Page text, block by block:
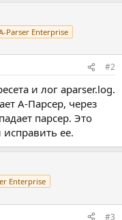
Parser Enterprise
#2
и лог aparser.log.
А-Парсер, через
парсер. Это
ее.
Enterprise
#3